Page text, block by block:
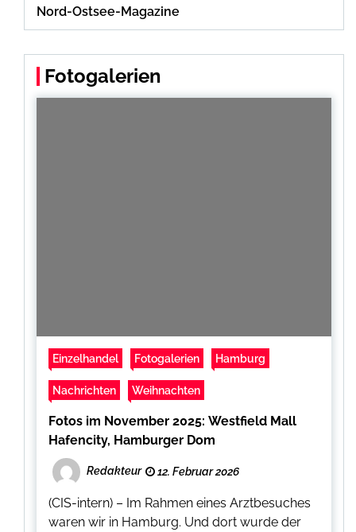
Nord-Ostsee-Magazine
Fotogalerien
Einzelhandel Fotogalerien Hamburg
Nachrichten Weihnachten
Fotos im November 2025: Westfield Mall
Hafencity, Hamburger Dom
Redakteur 12. Februar 2026
(CIS-intern) – Im Rahmen eines Arztbesuches
waren wir in Hamburg. Und dort wurde der